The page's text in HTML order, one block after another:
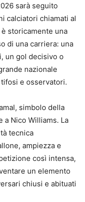
sarà seguito
calciatori chiamati al
storicamente una
di una carriera: una
un gol decisivo o
nazionale
e osservatori.
simbolo della
a Nico Williams. La
tecnica
ampiezza e
così intensa,
un elemento
chiusi e abituati